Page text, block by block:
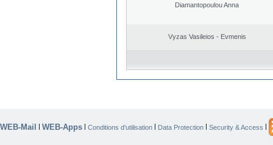
Diamantopoulou Anna
Vyzas Vasileios - Evmenis
WEB-Mail | WEB-Apps | Conditions d’utilisation | Data Protection | Security & Access |